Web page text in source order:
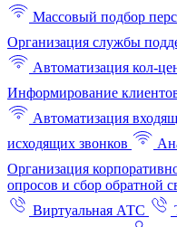
Массовый подбор
Организация службы
Автоматизация кол-
Информирование
Автоматизация
исходящих звонков
Организация
опросов и сбор обратной
Виртуальная АТС